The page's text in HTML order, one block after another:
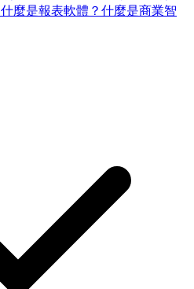
什麼是報表軟體？ 什麼是商業智